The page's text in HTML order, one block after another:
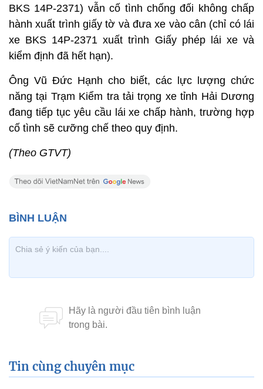
BKS 14P-2371) vẫn cố tình chống đối không chấp
hành xuất trình giấy tờ và đưa xe vào cân (chỉ có lái
xe BKS 14P-2371 xuất trình Giấy phép lái xe và
kiểm định đã hết hạn).
Ông Vũ Đức Hạnh cho biết, các lực lượng chức
năng tại Trạm Kiểm tra tải trọng xe tỉnh Hải Dương
đang tiếp tục yêu cầu lái xe chấp hành, trường hợp
cố tình sẽ cưỡng chế theo quy định.
(Theo GTVT)
Tin cùng chuyên mục